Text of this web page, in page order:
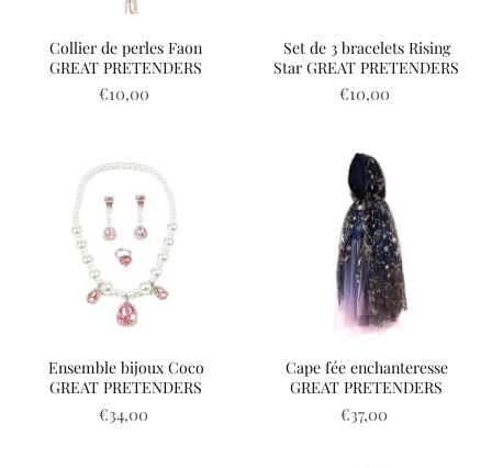
Collier de perles Faon
GREAT PRETENDERS
€10,00
Set de 3 bracelets Rising
Star GREAT PRETENDERS
€10,00
Ensemble bijoux Coco
GREAT PRETENDERS
€34,00
Cape fée enchanteresse
GREAT PRETENDERS
€37,00